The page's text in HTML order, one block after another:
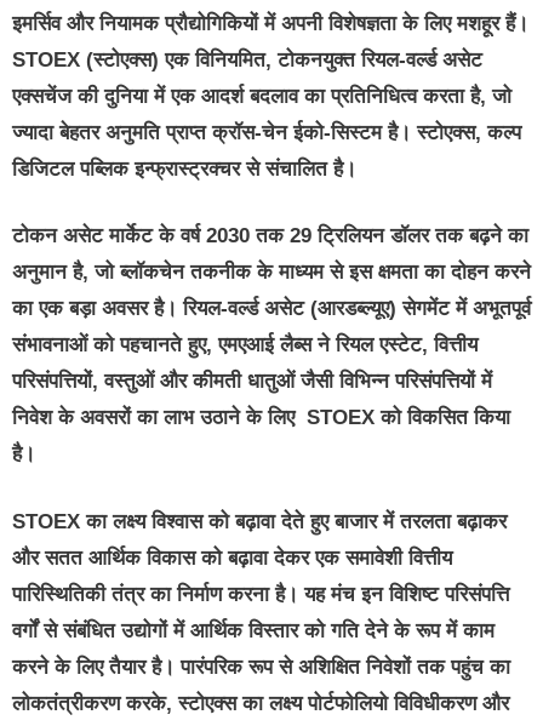
इमर्सिव और नियामक प्रौद्योगिकियों में अपनी विशेषज्ञता के लिए मशहूर हैं।
STOEX (स्टोएक्स) एक विनियमित, टोकनयुक्त रियल-वर्ल्ड असेट
एक्सचेंज की दुनिया में एक आदर्श बदलाव का प्रतिनिधित्व करता है, जो
ज्यादा बेहतर अनुमति प्राप्त क्रॉस-चेन ईको-सिस्टम है। स्टोएक्स, कल्प
डिजिटल पब्लिक इन्फ्रास्ट्रक्चर से संचालित है।
टोकन असेट मार्केट के वर्ष 2030 तक 29 ट्रिलियन डॉलर तक बढ़ने का
अनुमान है, जो ब्लॉकचेन तकनीक के माध्यम से इस क्षमता का दोहन करने
का एक बड़ा अवसर है। रियल-वर्ल्ड असेट (आरडब्ल्यूए) सेगमेंट में अभूतपूर्व
संभावनाओं को पहचानते हुए, एमएआई लैब्स ने रियल एस्टेट, वित्तीय
परिसंपत्तियों, वस्तुओं और कीमती धातुओं जैसी विभिन्न परिसंपत्तियों में
निवेश के अवसरों का लाभ उठाने के लिए STOEX को विकसित किया
है।
STOEX का लक्ष्य विश्वास को बढ़ावा देते हुए बाजार में तरलता बढ़ाकर
और सतत आर्थिक विकास को बढ़ावा देकर एक समावेशी वित्तीय
पारिस्थितिकी तंत्र का निर्माण करना है। यह मंच इन विशिष्ट परिसंपत्ति
वर्गों से संबंधित उद्योगों में आर्थिक विस्तार को गति देने के रूप में काम
करने के लिए तैयार है। पारंपरिक रूप से अशिक्षित निवेशों तक पहुंच का
लोकतंत्रीकरण करके, स्टोएक्स का लक्ष्य पोर्टफोलियो विविधीकरण और